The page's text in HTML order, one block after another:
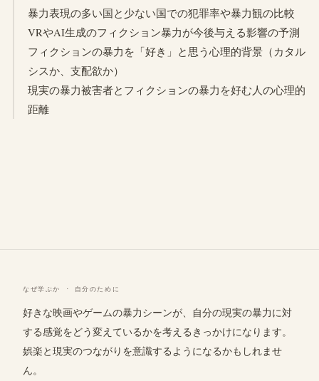
暴力表現の多い国と少ない国での犯罪率や暴力観の比較
VRやAI生成のフィクション暴力が今後与える影響の予測
フィクションの暴力を「好き」と思う心理的背景（カタル
シスか、支配欲か）
現実の暴力被害者とフィクションの暴力を好む人の心理的
距離
なぜ学ぶか · 自分のために
好きな映画やゲームの暴力シーンが、自分の現実の暴力に対
する感覚をどう変えているかを考えるきっかけになります。
娯楽と現実のつながりを意識するようになるかもしれませ
ん。